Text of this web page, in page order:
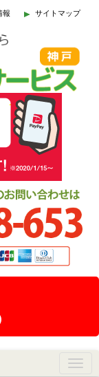
報 サイトマップ